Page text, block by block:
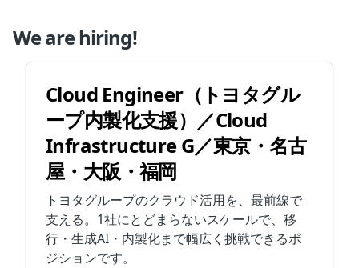
We are hiring!
Cloud Engineer（トヨタグル
ープ内製化支援）／Cloud
Infrastructure G／東京・名古
屋・大阪・福岡
トヨタグループのクラウド活用を、最前線で
支える。1社にとどまらないスケールで、移
行・生成AI・内製化まで幅広く挑戦できるポ
ジションです。